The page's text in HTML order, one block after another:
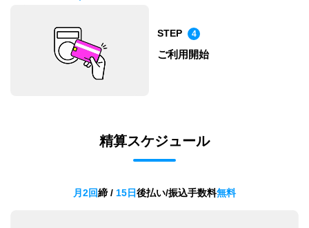
STEP 4
ご利用開始
精算スケジュール
月2回締 / 15日後払い/振込手数料無料